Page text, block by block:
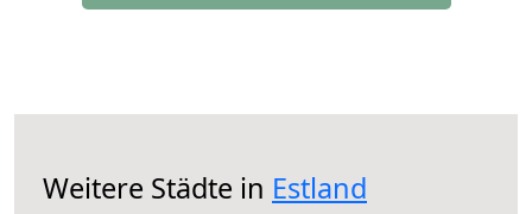
Weitere Städte in Estland